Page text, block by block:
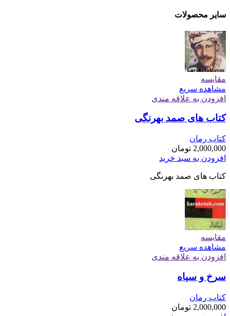
سایر محصولات
مقایسه
مشاهده سریع
افزودن به علاقه مندی
کتاب های صمد بهرنگی
کتاب رمان
2,000,000 تومان
افزودن به سبد خرید
کتاب های صمد بهرنگی
مقایسه
مشاهده سریع
افزودن به علاقه مندی
سرخ و سیاه
کتاب رمان
2,000,000 تومان